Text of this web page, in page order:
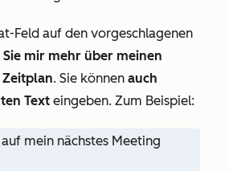
Feld auf den vorgeschlagenen
Sie mir mehr über meinen
. Sie können auch
Text eingeben. Zum Beispiel:
mein nächstes Meeting